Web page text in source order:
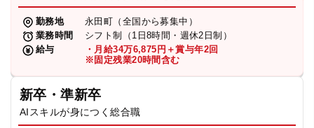
勤務地
永田町（全国から募集中）
業務時間
シフト制（1日8時間・週休2日制）
給与
・月給34万6,875円＋賞与年2回
※固定残業20時間含む
新卒・準新卒
AIスキルが身につく総合職